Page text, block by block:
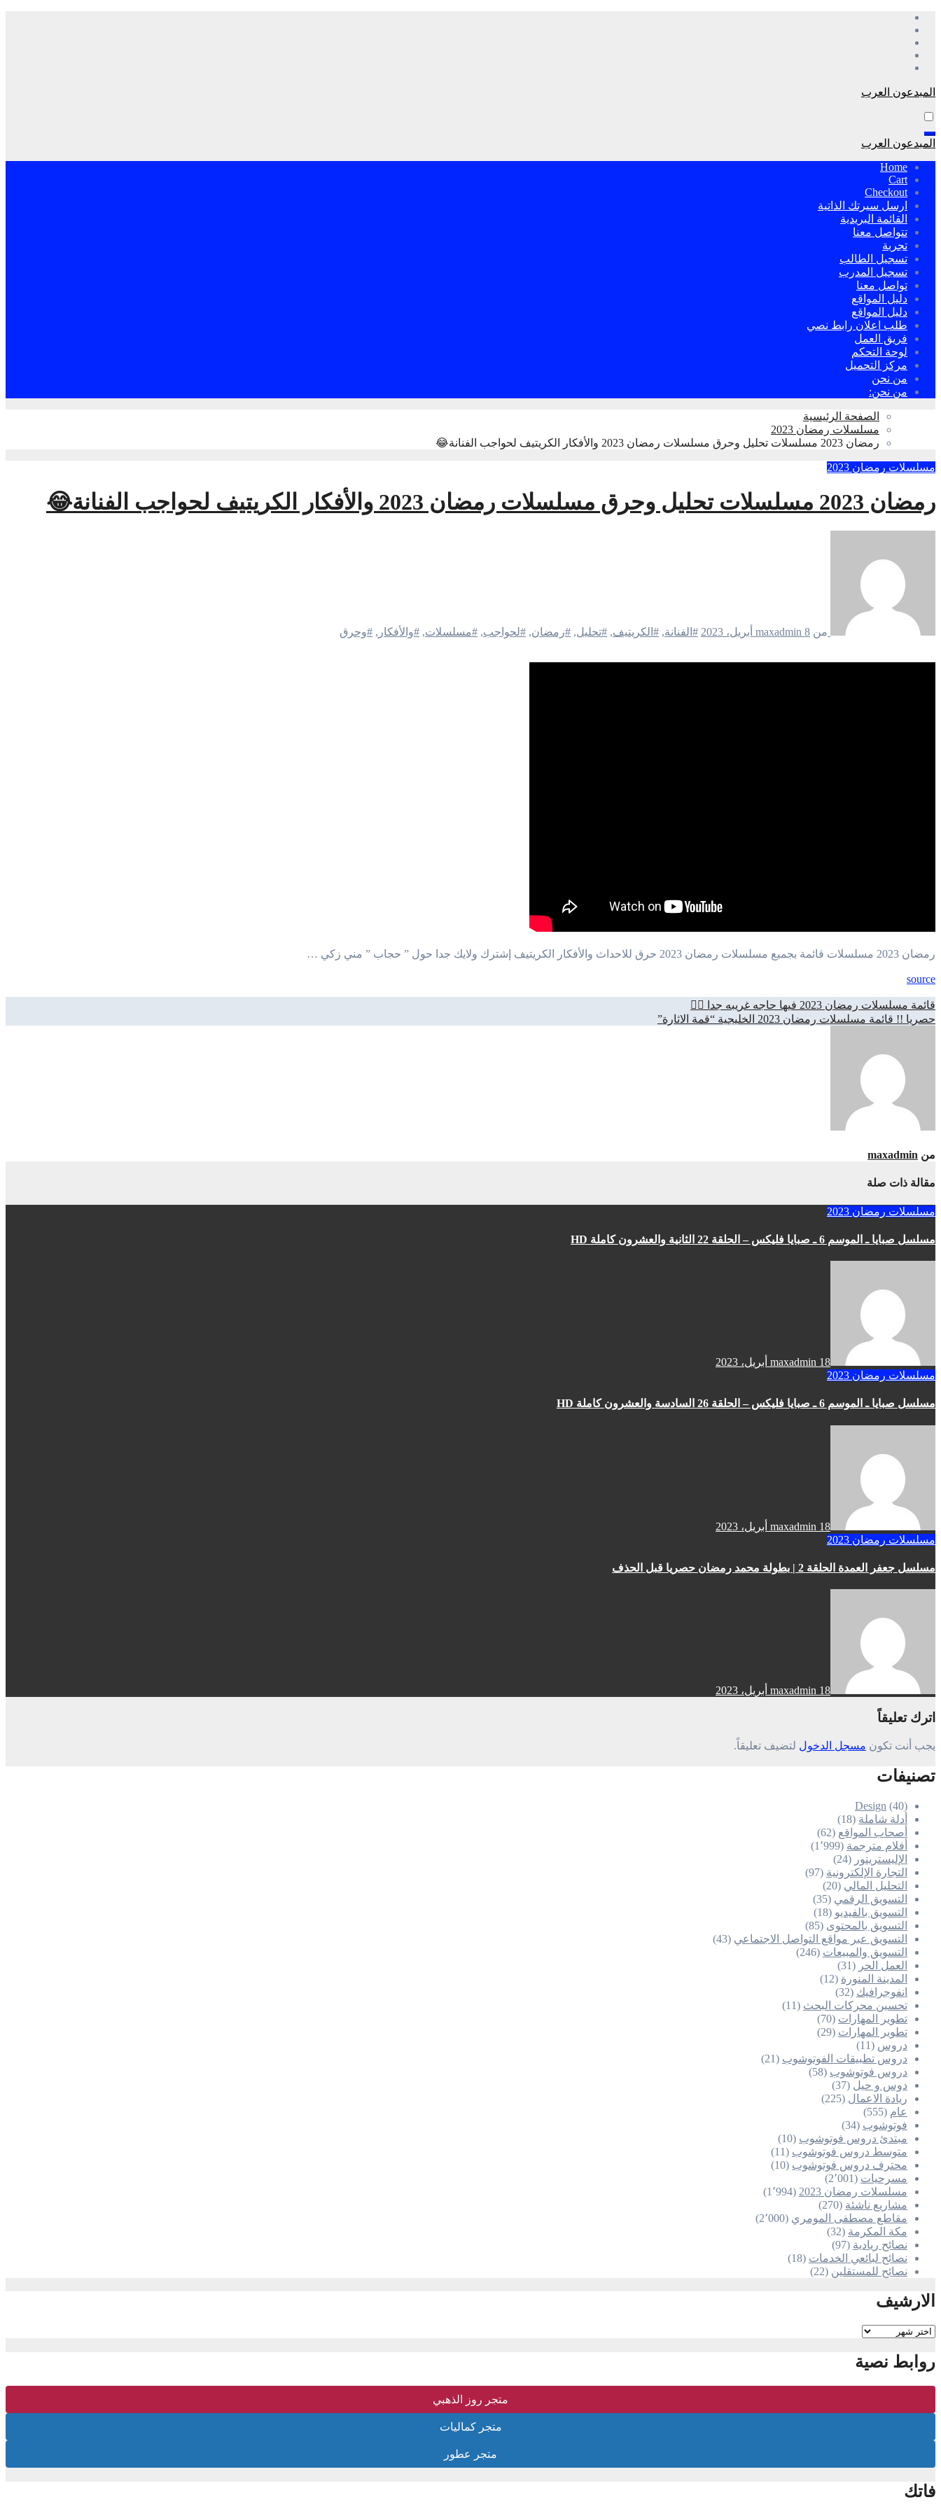
التجاوز
المحتوى
المبدعون العرب
المبدعون العرب
Home
Cart
Checkout
ارسل سيرتك الذاتية
القائمة البريدية
تتواصل معنا
تجربة
تسجيل الطالب
تسجيل المدرب
تواصل معنا
دليل المواقع
دليل المواقع
طلب اعلان رابط نصي
فريق العمل
لوحة التحكم
مركز التحميل
من نحن
من نحن:
الصفحة الرئيسية
مسلسلات رمضان 2023
رمضان 2023 مسلسلات تحليل وحرق مسلسلات رمضان 2023 والأفكار الكريتيف لحواجب الفنانة😂
مسلسلات رمضان 2023
رمضان 2023 مسلسلات تحليل وحرق مسلسلات رمضان 2023 والأفكار الكريتيف لحواجب الفنانة😂
من maxadmin 8 أبريل، 2023 #الفنانة, #الكريتيف, #تحليل, #رمضان, #لحواجب, #مسلسلات, #والأفكار , #وحرق
رمضان 2023 مسلسلات قائمة بجميع مسلسلات رمضان 2023 حرق للاحداث والأفكار الكريتيف إشترك ولايك جدا حول ” حجاب ” مني زكي …
source
تصفّح
المقالات
قائمة مسلسلات رمضان 2023 فيها حاجه غريبه جدا 🤷‍♀️
حصريا !! قائمة مسلسلات رمضان 2023 الخليجية “قمة الاثارة”
من maxadmin
مقالة ذات صلة
مسلسلات رمضان 2023
مسلسل صبايا ـ الموسم 6 ـ صبايا فليكس – الحلقة 22 الثانية والعشرون كاملة HD
maxadmin 18 أبريل، 2023
مسلسلات رمضان 2023
مسلسل صبايا ـ الموسم 6 ـ صبايا فليكس – الحلقة 26 السادسة والعشرون كاملة HD
maxadmin 18 أبريل، 2023
مسلسلات رمضان 2023
مسلسل جعفر العمدة الحلقة 2 | بطولة محمد رمضان حصريا قبل الحذف
maxadmin 18 أبريل، 2023
اترك تعليقاً
يجب أنت تكون مسجل الدخول لتضيف تعليقاً.
تصنيفات
Design (40)
أدلة شاملة (18)
أصحاب المواقع (62)
أفلام مترجمة (1٬999)
الإليستريتور (24)
التجارة الإلكترونية (97)
التحليل المالي (20)
التسويق الرقمي (35)
التسويق بالفيديو (18)
التسويق بالمحتوى (85)
التسويق عبر مواقع التواصل الاجتماعي (43)
التسويق والمبيعات (246)
العمل الحر (31)
المدينة المنورة (12)
انفوجرافيك (32)
تحسين محركات البحث (11)
تطوير المهارات (70)
تطوير المهارات (29)
دروس (11)
دروس تطبيقات الفوتوشوب (21)
دروس فوتوشوب (58)
دوس و حيل (37)
ريادة الاعمال (225)
عام (555)
فوتوشوب (34)
مبتدئ دروس فوتوشوب (10)
متوسط دروس فوتوشوب (11)
محترف دروس فوتوشوب (10)
مسرحيات (2٬001)
مسلسلات رمضان 2023
(1٬994)
مشاريع ناشئة (270)
مقاطع مصطفى المومري (2٬000)
مكة المكرمة (32)
نصائح ريادية (97)
نصائح لبائعي الخدمات (18)
نصائح للمستقلين (22)
الارشيف
الارشيف
روابط نصية
متجر روز الذهبي
متجر كماليات
متجر عطور
فاتك